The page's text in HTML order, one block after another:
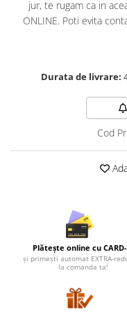
Lenjerii de pat pentru copii
Cadouri Cuplu
Pijamale de dama
Pijamale de barbati
WINTER Collection
Halate si pijamale Family
Seturi elegante femei
Pijamale de copii
Pijamale BIG SIZE femei
Tricouri de craciun
jur, te rugam ca in
ONLINE. Poti evita
Durata de livrare:
Cod
Plătește online cu
și primești automat EXTRA-
la comanda ta!